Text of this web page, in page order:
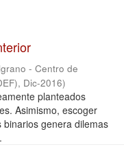
- Centro de
, Dic-2016)
planteados
Asimismo, escoger
genera dilemas